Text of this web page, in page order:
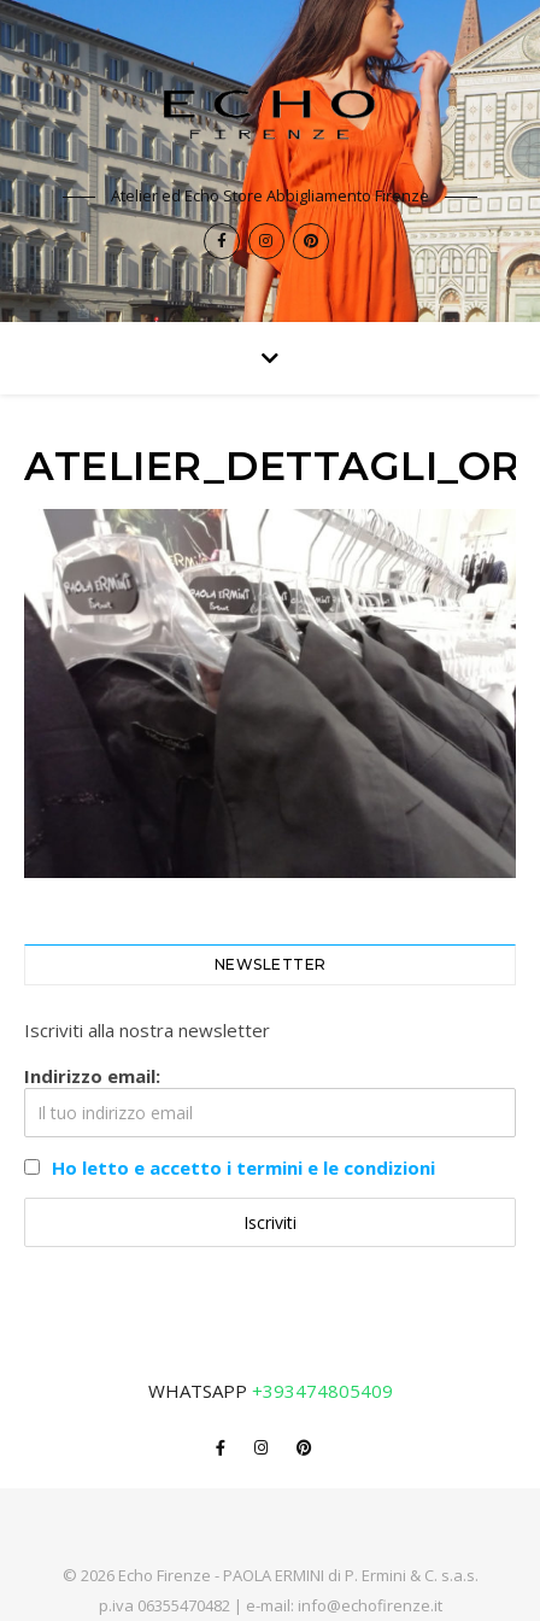
Atelier ed Echo Store Abbigliamento Firenze
NEWSLETTER
Iscriviti alla nostra newsletter
Indirizzo email:
Ho letto e accetto i termini e le condizioni
WHATSAPP +393474805409
© 2026 Echo Firenze - PAOLA ERMINI di P. Ermini & C. s.a.s.
p.iva 06355470482 | e-mail: info@echofirenze.it